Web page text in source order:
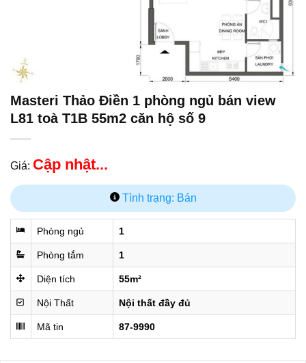
Masteri Thảo Điền 1 phòng ngủ bán view
L81 toà T1B 55m2 căn hộ số 9
Giá: Cập nhật...
Tình trạng: Bán
Phòng ngủ 1
Phòng tắm 1
Diện tích 55m²
Nội Thất Nội thất đầy đủ
Mã tin 87-9990